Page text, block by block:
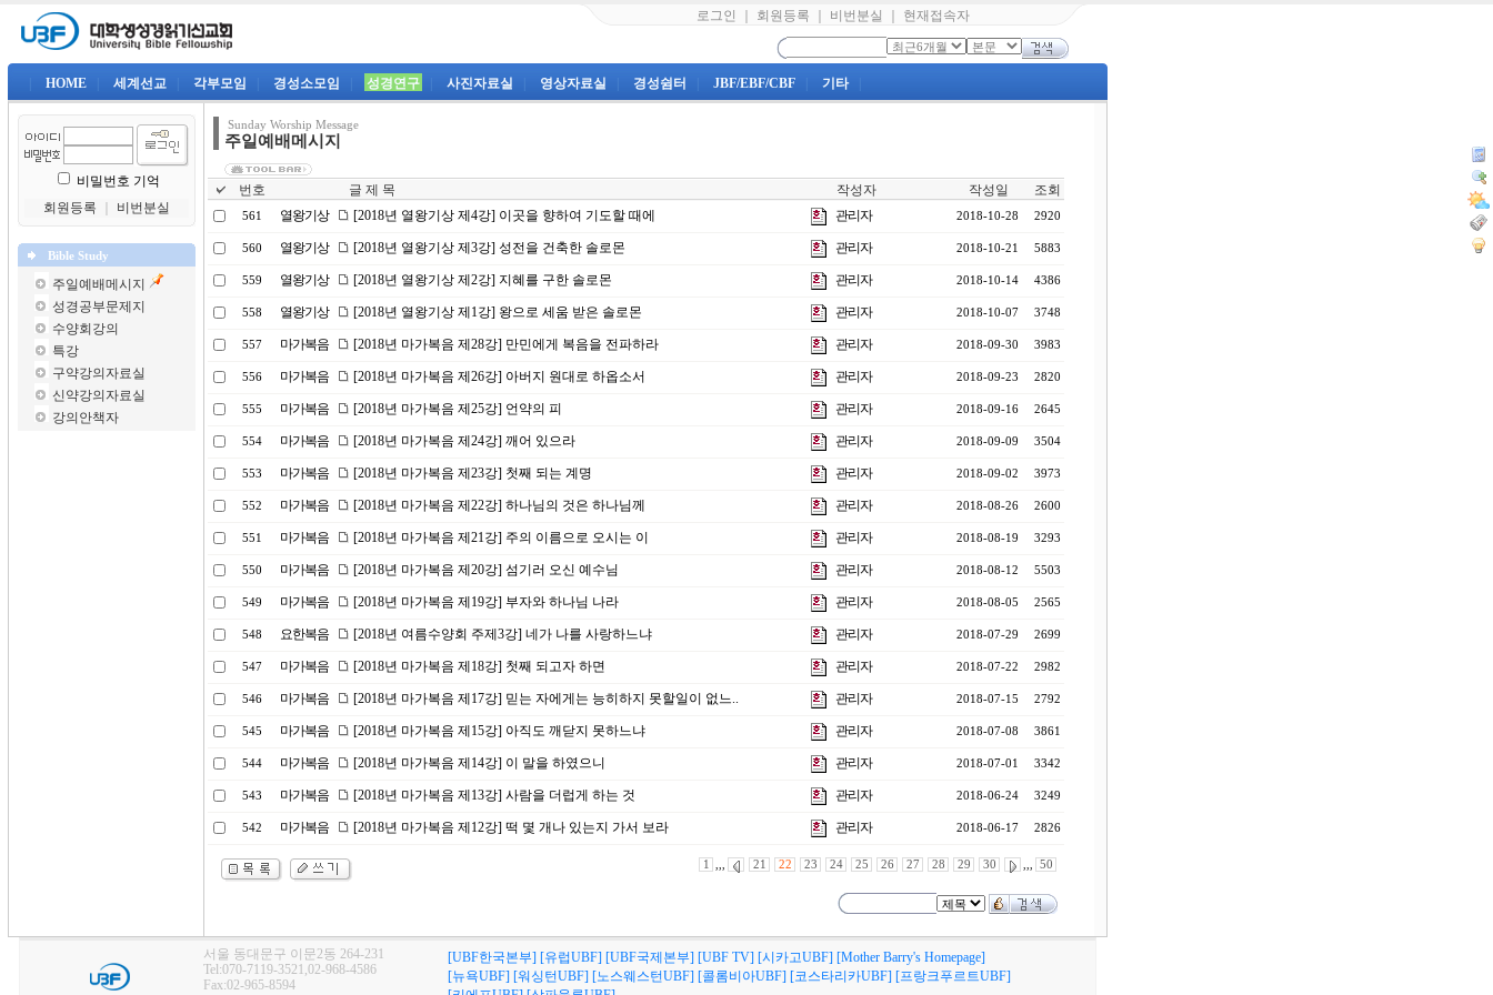
로그인 회원등록 비번분실 현재접속자
HOME 세계선교 각부모임 경성소모임 성경연구 사진자료실 영상자료실 경성쉼터 JBF/EBF/CBF 기타
비밀번호 기억
회원등록
비번분실
Bible Study
주일예배메시지
성경공부문제지
수양회강의
특강
구약강의자료실
신약강의자료실
강의안책자
Sunday Worship Message
주일예배메시지
번호 글 제 목 작성자 작성일 조회
561 열왕기상 [2018년 열왕기상 제4강] 이곳을 향하여 기도할 때에 관리자 2018-10-28 2920
560 열왕기상 [2018년 열왕기상 제3강] 성전을 건축한 솔로몬 관리자 2018-10-21 5883
559 열왕기상 [2018년 열왕기상 제2강] 지혜를 구한 솔로몬 관리자 2018-10-14 4386
558 열왕기상 [2018년 열왕기상 제1강] 왕으로 세움 받은 솔로몬 관리자 2018-10-07 3748
557 마가복음 [2018년 마가복음 제28강] 만민에게 복음을 전파하라 관리자 2018-09-30 3983
556 마가복음 [2018년 마가복음 제26강] 아버지 원대로 하옵소서 관리자 2018-09-23 2820
555 마가복음 [2018년 마가복음 제25강] 언약의 피 관리자 2018-09-16 2645
554 마가복음 [2018년 마가복음 제24강] 깨어 있으라 관리자 2018-09-09 3504
553 마가복음 [2018년 마가복음 제23강] 첫째 되는 계명 관리자 2018-09-02 3973
552 마가복음 [2018년 마가복음 제22강] 하나님의 것은 하나님께 관리자 2018-08-26 2600
551 마가복음 [2018년 마가복음 제21강] 주의 이름으로 오시는 이 관리자 2018-08-19 3293
550 마가복음 [2018년 마가복음 제20강] 섬기러 오신 예수님 관리자 2018-08-12 5503
549 마가복음 [2018년 마가복음 제19강] 부자와 하나님 나라 관리자 2018-08-05 2565
548 요한복음 [2018년 여름수양회 주제3강] 네가 나를 사랑하느냐 관리자 2018-07-29 2699
547 마가복음 [2018년 마가복음 제18강] 첫째 되고자 하면 관리자 2018-07-22 2982
546 마가복음 [2018년 마가복음 제17강] 믿는 자에게는 능히하지 못할일이 없느.. 관리자 2018-07-15 2792
545 마가복음 [2018년 마가복음 제15강] 아직도 깨닫지 못하느냐 관리자 2018-07-08 3861
544 마가복음 [2018년 마가복음 제14강] 이 말을 하였으니 관리자 2018-07-01 3342
543 마가복음 [2018년 마가복음 제13강] 사람을 더럽게 하는 것 관리자 2018-06-24 3249
542 마가복음 [2018년 마가복음 제12강] 떡 몇 개나 있는지 가서 보라 관리자 2018-06-17 2826
1 ,,, 21 22 23 24 25 26 27 28 29 30 ,,, 50
서울 동대문구 이문2동 264-231
Tel:070-7119-3521,02-968-4586
Fax:02-965-8594
[UBF한국본부] [유럽UBF] [UBF국제본부] [UBF TV] [시카고UBF] [Mother Barry's Homepage]
[뉴욕UBF] [워싱턴UBF] [노스웨스턴UBF] [콜롬비아UBF] [코스타리카UBF] [프랑크푸르트UBF]